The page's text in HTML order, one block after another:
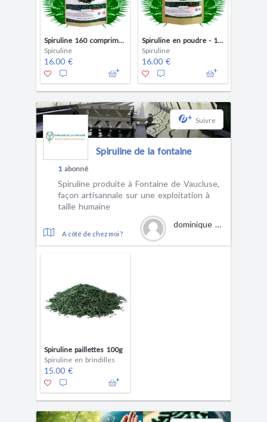
Spiruline 160 comprimés - 100% Artisanale - 1 mois de cure
Spiruline
16.00 €
Spiruline en poudre - 100% Artisanale
Spiruline
16.00 €
+ Suivre
Spiruline de la fontaine
1abonné
Spiruline produite à Fontaine de Vaucluse,
façon artisannale sur une exploitation à
taille humaine
A côté de chez moi ?
dominique Giannechini
Spiruline paillettes 100g
Spiruline en brindilles
15.00 €